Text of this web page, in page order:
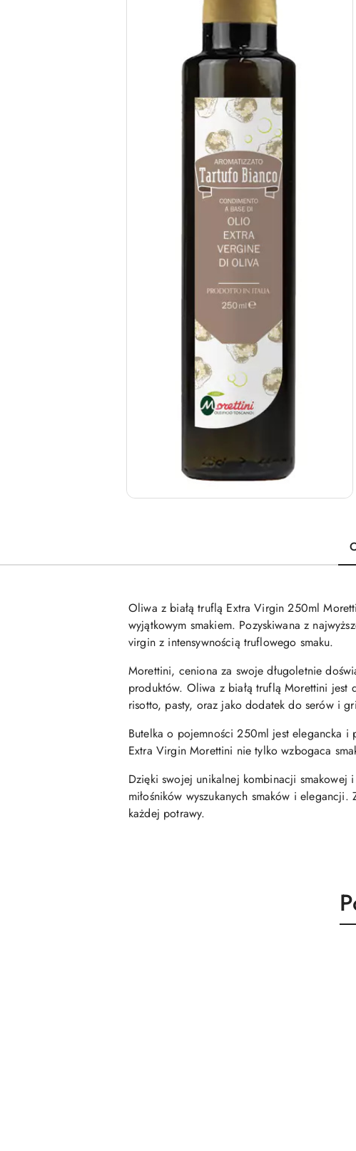
Oliwa z białą truflą Extra Virgin 250ml
wyjątkowym smakiem. Pozyskiwana z
virgin z intensywnością truflowego smaku.
Morettini, ceniona za swoje długoletnie
produktów. Oliwa z białą truflą Morettini jest
risotto, pasty, oraz jako dodatek do serów i
Butelka o pojemności 250ml jest elegancka i
Extra Virgin Morettini nie tylko wzbogaca
Dzięki swojej unikalnej kombinacji smakowej
miłośników wyszukanych smaków i
każdej potrawy.
o